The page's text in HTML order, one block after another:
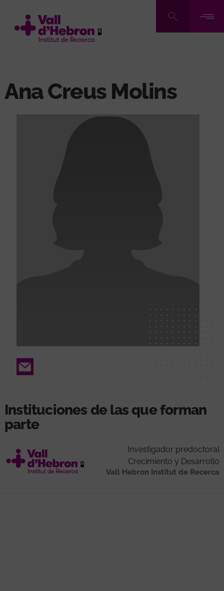
contenido
Ana Creus Molins
Email
Instituciones de las que forman
parte
Investigador predoctoral
Crecimiento y Desarrollo
Vall Hebron Institut de Recerca